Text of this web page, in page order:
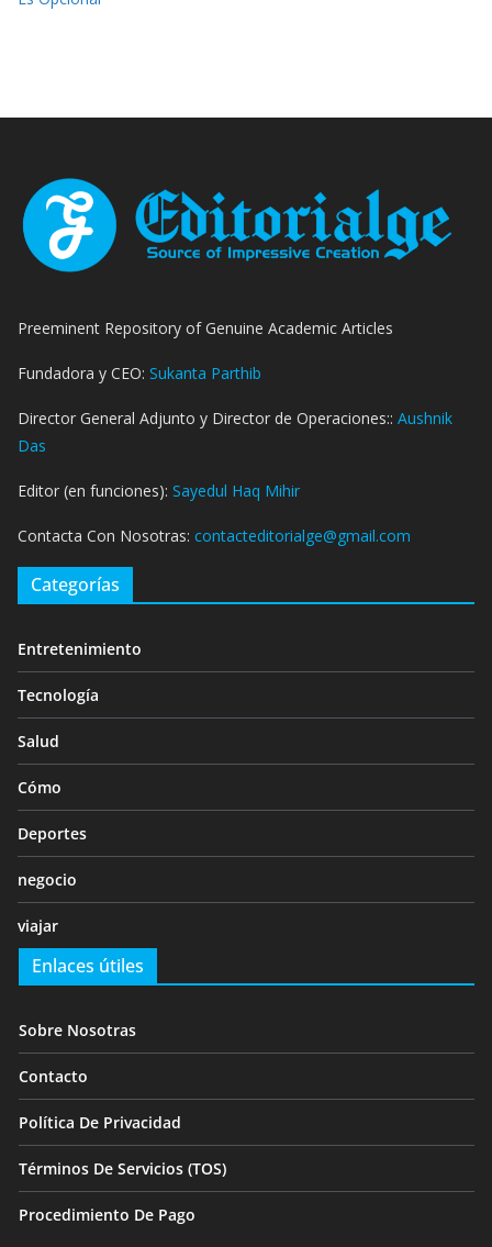
Preeminent Repository of Genuine Academic Articles
Fundadora y CEO: Sukanta Parthib
Director General Adjunto y Director de Operaciones:: Aushnik
Das
Editor (en funciones): Sayedul Haq Mihir
Contacta Con Nosotras: contacteditorialge@gmail.com
Categorías
Entretenimiento
Tecnología
Salud
Cómo
Deportes
negocio
viajar
Enlaces útiles
Sobre Nosotras
Contacto
Política De Privacidad
Términos De Servicios (TOS)
Procedimiento De Pago